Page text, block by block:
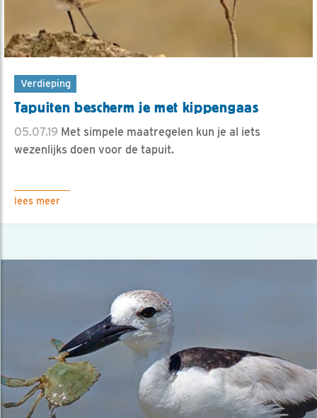
Verdieping
Tapuiten bescherm je met kippengaas
05.07.19 Met simpele maatregelen kun je al iets
wezenlijks doen voor de tapuit.
lees meer